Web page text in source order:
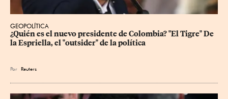
GEOPOLÍTICA
¿Quién es el nuevo presidente de Colombia? "El Tigre" De
la Espriella, el "outsider" de la política
Por Reuters